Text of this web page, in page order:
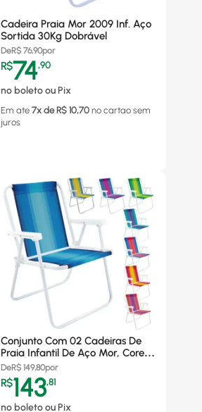
Cadeira Praia Mor 2009 Inf. Aço
Sortida 30Kg Dobrável
DeR$ 76,90por
R$74,90
no boleto ou Pix
Em ate 7x de R$ 10,70 no cartao sem
juros
Conjunto Com 02 Cadeiras De
Praia Infantil De Aço Mor, Cores
Sortidas - 2009
DeR$ 149,80por
R$143,81
no boleto ou Pix